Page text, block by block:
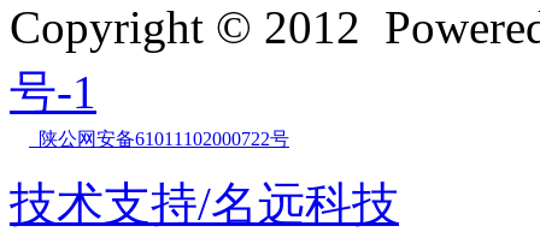
Copyright © 2012
号-1
陕公网安备61011102000722号
技术支持/名远科技